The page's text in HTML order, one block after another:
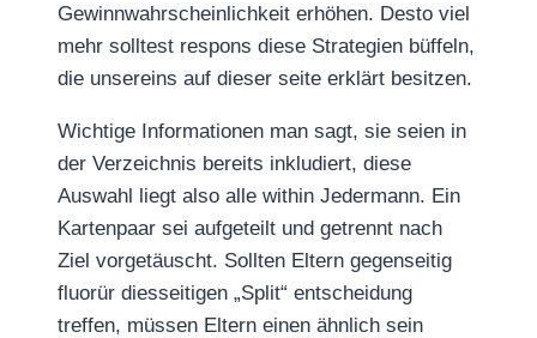
Gewinnwahrscheinlichkeit erhöhen. Desto viel
mehr solltest respons diese Strategien büffeln,
die unsereins auf dieser seite erklärt besitzen.
Wichtige Informationen man sagt, sie seien in
der Verzeichnis bereits inkludiert, diese
Auswahl liegt also alle within Jedermann. Ein
Kartenpaar sei aufgeteilt und getrennt nach
Ziel vorgetäuscht. Sollten Eltern gegenseitig
fluorür diesseitigen „Split“ entscheidung
treffen, müssen Eltern einen ähnlich sein